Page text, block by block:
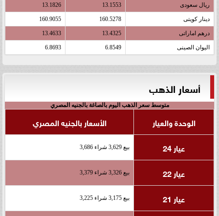
ريال سعودى 13.1553
13.1826
دينار كويتى 160.5278
160.9055
درهم اماراتى 13.4325
13.4633
اليوان الصينى 6.8549
6.8693
أسعار الذهب
متوسط سعر الذهب اليوم بالصاغة بالجنيه المصري
الوحدة والعيار
الأسعار بالجنيه المصري
عيار 24
بيع 3,629 شراء 3,686
عيار 22 بيع 3,326 شراء 3,379
عيار 21 بيع 3,175 شراء 3,225